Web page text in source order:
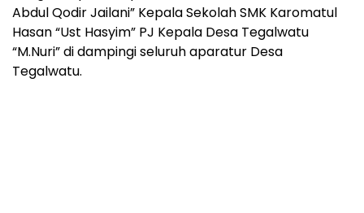
Abdul Qodir Jailani” Kepala Sekolah SMK Karomatul
Hasan “Ust Hasyim” PJ Kepala Desa Tegalwatu
“M.Nuri” di dampingi seluruh aparatur Desa
Tegalwatu.